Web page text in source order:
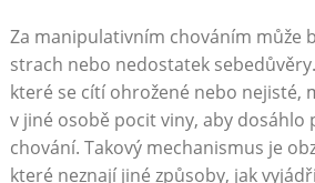
Za manipulativním chováním může
strach nebo nedostatek
které se cítí ohrožené nebo nejisté,
v jiné osobě pocit viny, aby dosáhlo
chování. Takový mechanismus je
které neznají jiné způsoby, jak